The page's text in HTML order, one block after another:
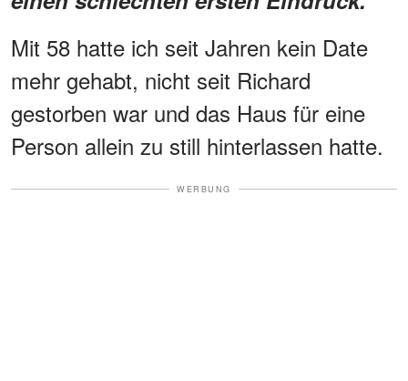
Mit 58 hatte ich seit Jahren kein Date
mehr gehabt, nicht seit Richard
gestorben war und das Haus für eine
Person allein zu still hinterlassen hatte.
WERBUNG